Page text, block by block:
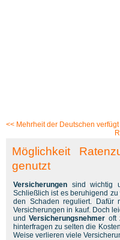
<< Mehrheit der Deutschen
Möglichkeit
genutzt
Versicherungen sind wichtig
Schließlich ist es beruhigend
den Schaden reguliert. Dafür
Versicherungen in kauf. Doch
undVersicherungsnehmer oft
hinterfragen zu selten die
Weise verlieren viele